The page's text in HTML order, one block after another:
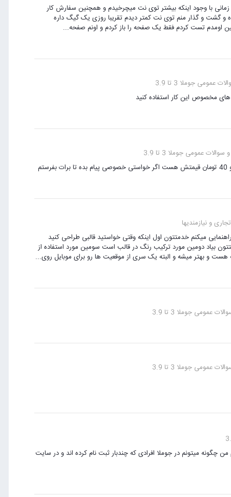
با وجود اینکه بیشتر توی نت میچرخیدم و همچنین سفارش کار
کار خرابتر شده و گشت و گذار منم توی نت کمتر دیدم تقریبا روزی یک گیگ داره
عمومی جوملا 3 تا 3.9
مخصوص این کار استفاده کنید
عمومی جوملا 3 تا 3.9
و نیازمندیها
میکنم خدمتتون اول اینکه وقتی خواستید قالبی طراحی کنید
بیاد دومین مورد ترکیب رنگ در قالب است سومین مورد استفاده از
و بهتر میشه و البته یک سری از موقعیت ها رو برای موبایل روی...
عمومی جوملا 3 تا 3.9
عمومی جوملا 3 تا 3.9
چگونه میتونم در جوملا افرادی که چندبار ثبت نام کرده اند و در سایت